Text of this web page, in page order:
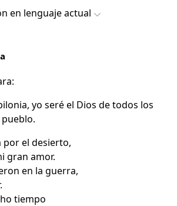
en lenguaje actual
yo seré el Dios de todos los
por el desierto,
gran amor.
en la guerra,
tiempo